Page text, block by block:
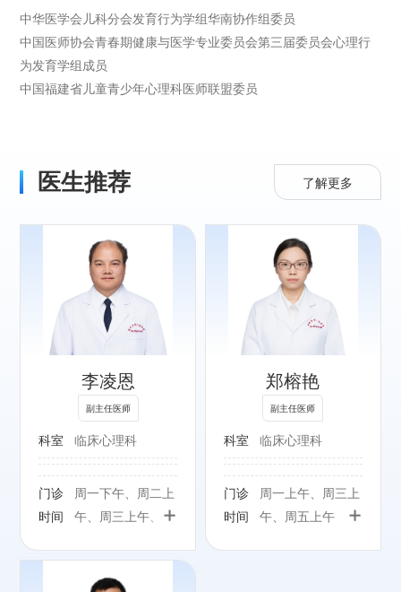
中华医学会儿科分会发育行为学组华南协作组委员
中国医师协会青春期健康与医学专业委员会第三届委员会心理行
为发育学组成员
中国福建省儿童青少年心理科医师联盟委员
医生推荐 了解更多
李凌恩
副主任医师
科室 临床心理科
门诊
时间
周一下午、周二上
午、周三上午、周
+
郑榕艳
副主任医师
科室 临床心理科
门诊
时间
周一上午、周三上
午、周五上午
+
专长：
精神科各类常见疾
病，尤其精神分裂
症、睡眠障碍、焦
虑症、抑郁症的诊
疗及心理治疗。